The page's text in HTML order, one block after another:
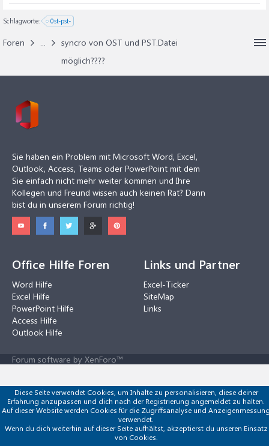
Schlagworte: 0st-pst-
Foren ...
syncro von OST und PST.Datei
möglich????
Sie haben ein Problem mit Microsoft Word, Excel,
Outlook, Access, Teams oder PowerPoint mit dem
Sie einfach nicht mehr weiter kommen und Ihre
Kollegen und Freund wissen auch keinen Rat? Dann
bist du in unserem Forum richtig!
Office Hilfe Foren
Word Hilfe
Excel Hilfe
PowerPoint Hilfe
Access Hilfe
Outlook Hilfe
Links und Partner
Excel-Ticker
SiteMap
Links
Forum software by XenForo™
Diese Seite verwendet Cookies, um Inhalte zu personalisieren, diese deiner
Erfahrung anzupassen und dich nach der Registrierung angemeldet zu halten.
Auf dieser Website werden Cookies für die Zugriffsanalyse und
verwendet.
Wenn du dich weiterhin auf dieser Seite aufhältst, akzeptierst du unseren Einsatz
von Cookies.